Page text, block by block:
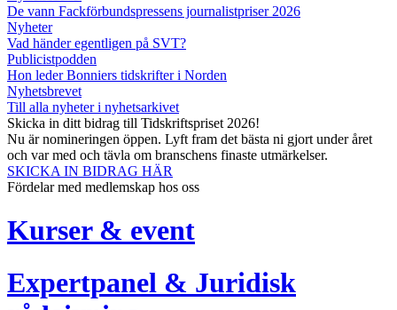
De vann Fackförbundspressens journalistpriser 2026
Nyheter
Vad händer egentligen på SVT?
Publicistpodden
Hon leder Bonniers tidskrifter i Norden
Nyhetsbrevet
Till alla nyheter i nyhetsarkivet
Skicka in ditt bidrag till Tidskriftspriset 2026!
Nu är nomineringen öppen. Lyft fram det bästa ni gjort under året
och var med och tävla om branschens finaste utmärkelser.
SKICKA IN BIDRAG HÄR
Fördelar med medlemskap hos oss
Kurser & event
Expertpanel & Juridisk